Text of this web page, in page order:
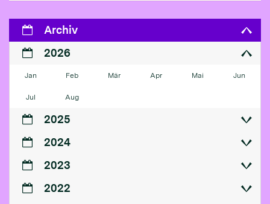
Archiv
2026
Jan Feb Mär Apr Mai Jun
Jul Aug
2025
2024
2023
2022